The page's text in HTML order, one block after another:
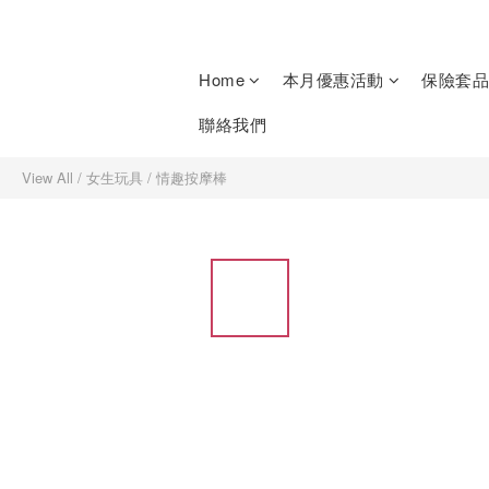
Home 本月優惠活動 保險套
聯絡我們
View All / 女生玩具 / 情趣按摩棒